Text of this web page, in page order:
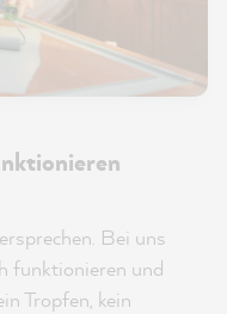
Bei uns
funktionieren und
Tropfen, kein